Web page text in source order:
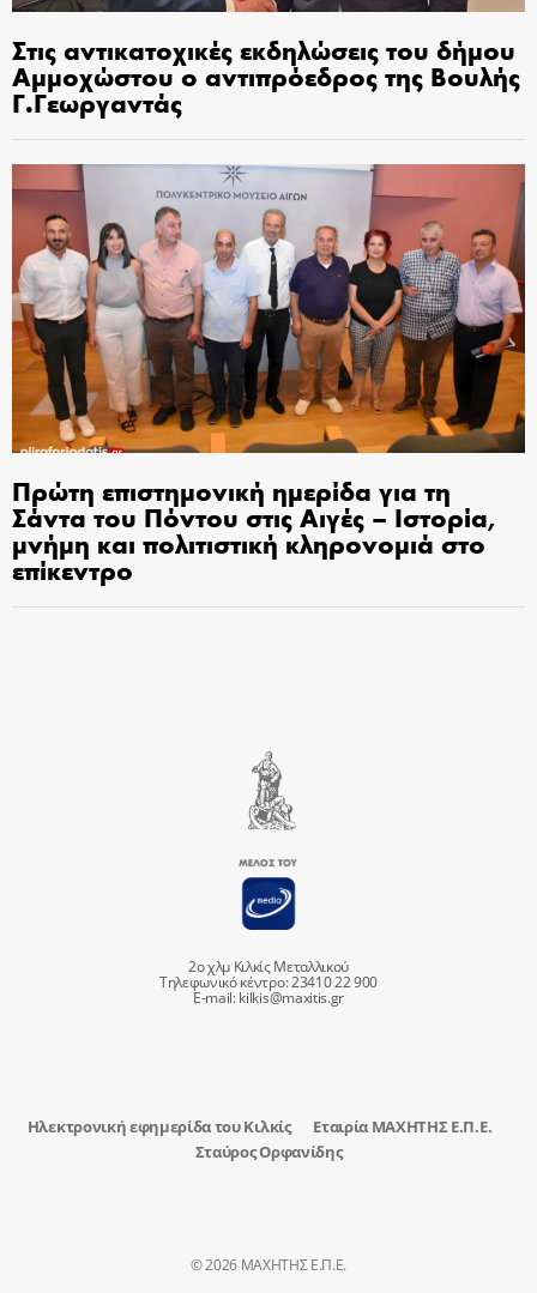
Στις αντικατοχικές εκδηλώσεις του δήμου
Αμμοχώστου ο αντιπρόεδρος της Βουλής
Γ.Γεωργαντάς
Πρώτη επιστημονική ημερίδα για τη
Σάντα του Πόντου στις Αιγές – Ιστορία,
μνήμη και πολιτιστική κληρονομιά στο
επίκεντρο
2ο χλμ Κιλκίς Μεταλλικού
Τηλεφωνικό κέντρο: 23410 22 900
E-mail:kilkis@maxitis.gr
Ηλεκτρονική εφημερίδα του Κιλκίς
Εταιρία ΜΑΧΗΤΗΣ Ε.Π.Ε.
Σταύρος Ορφανίδης
© 2026 ΜΑΧΗΤΗΣ Ε.Π.Ε.